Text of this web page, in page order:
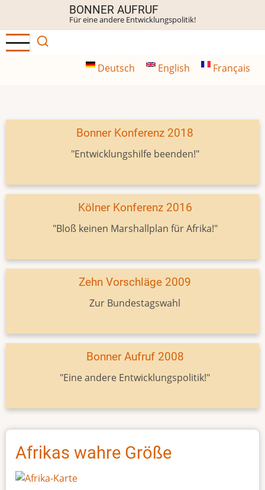
Inhalt
BONNER AUFRUF
Für eine andere Entwicklungspolitik!
Deutsch English Français
Bonner Konferenz 2018
"Entwicklungshilfe beenden!"
Kölner Konferenz 2016
"Bloß keinen Marshallplan für Afrika!"
Zehn Vorschläge 2009
Zur Bundestagswahl
Bonner Aufruf 2008
"Eine andere Entwicklungspolitik!"
Afrikas wahre Größe